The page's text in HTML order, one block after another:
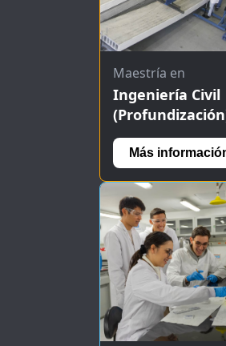
Maestría en
Ingeniería Civil
Más